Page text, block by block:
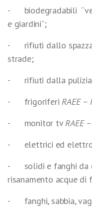
- biodegradabili
e giardini”;
- rifiuti dallo
strade;
- rifiuti dalla pulizia
- frigoriferi RAEE –
- monitor tvRAEE
- elettrici ed
- solidi e fanghi da
risanamento acque di
- fanghi, sabbia,